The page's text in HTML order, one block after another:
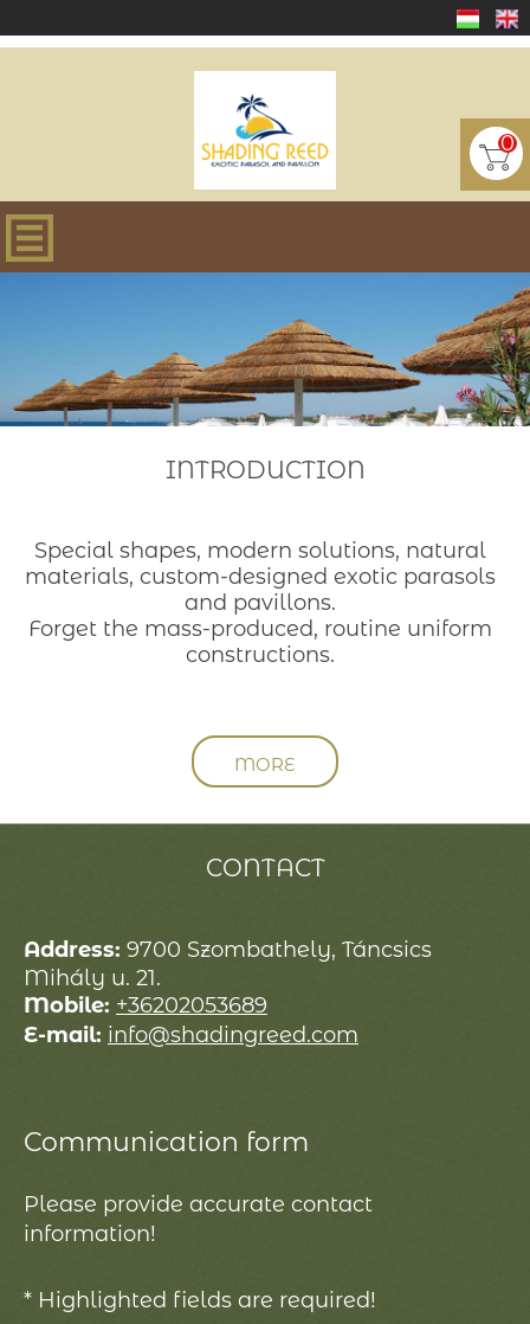
0
INTRODUCTION
Special shapes, modern solutions, natural
materials, custom-designed exotic parasols
and pavillons.
Forget the mass-produced, routine uniform
constructions.
MORE
CONTACT
Address: 9700 Szombathely, Táncsics
Mihály u. 21.
Mobile: +36202053689
E-mail: info@shadingreed.com
Communication form
Please provide accurate contact
information!
* Highlighted fields are required!